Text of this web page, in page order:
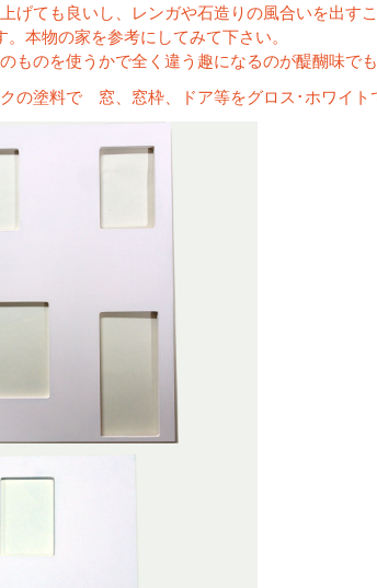
げても良いし、レンガや石造りの風合いを出す
本物の家を参考にしてみて下さい。
のを使うかで全く違う趣になるのが醍醐味でも
の塗料で 窓、窓枠、ドア等をグロス･ホワイト